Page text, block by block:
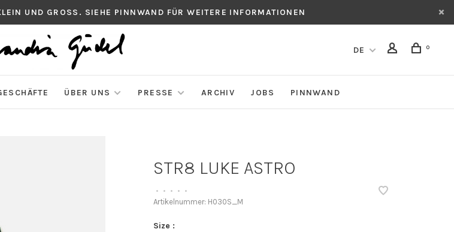
UND GROSS. SIEHE PINNWAND FÜR WEITERE INFORMATIONEN
DE 0
ÜBER UNS PRESSE ARCHIV JOBS PINNWAND
STR8 LUKE ASTRO
• • • • •
Artikelnummer: H030S_M
Size :